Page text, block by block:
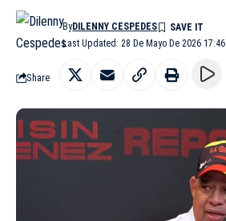
Last Updated: 28 De Mayo De 2026 17:46
ByDILENNY CESPEDES
Share